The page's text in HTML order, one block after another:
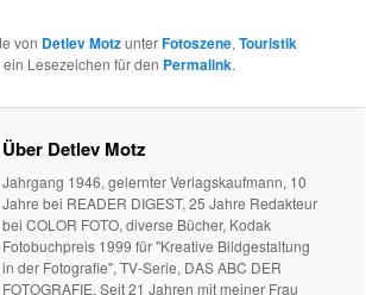
von Detlev MotzunterFotoszene,Touristik
Lesezeichen für den Permalink.
Über Detlev Motz
Jahrgang 1946, gelernter Verlagskaufmann, 10
Jahre bei READER DIGEST, 25 Jahre Redakteur
bei COLOR FOTO, diverse Bücher, Kodak
Fotobuchpreis 1999 für "Kreative Bildgestaltung
in der Fotografie", TV-Serie, DAS ABC DER
FOTOGRAFIE. Seit 21 Jahren mit meiner Frau